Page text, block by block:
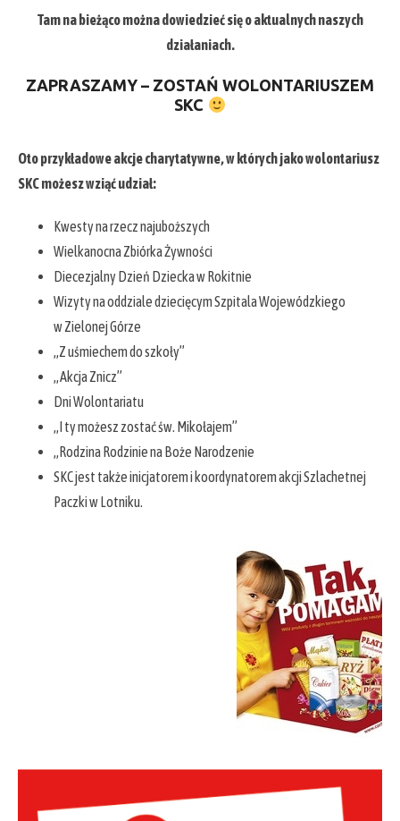
Tam na bieżąco można dowiedzieć się o aktualnych naszych
działaniach.
ZAPRASZAMY – ZOSTAŃ WOLONTARIUSZEM
SKC
Oto przykładowe akcje charytatywne, w których jako wolontariusz
SKC możesz wziąć udział:
Kwesty na rzecz najuboższych
Wielkanocna Zbiórka Żywności
Diecezjalny Dzień Dziecka w Rokitnie
Wizyty na oddziale dziecięcym Szpitala Wojewódzkiego
w Zielonej Górze
„Z uśmiechem do szkoły”
„Akcja Znicz”
Dni Wolontariatu
„I ty możesz zostać św. Mikołajem”
„Rodzina Rodzinie na Boże Narodzenie
SKC jest także inicjatorem i koordynatorem akcji Szlachetnej
Paczki w Lotniku.